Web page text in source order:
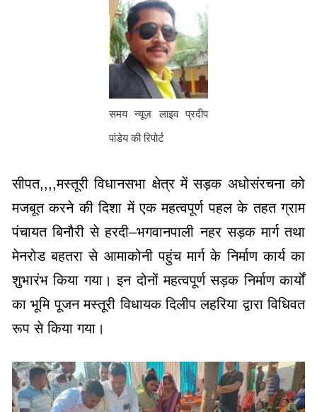
समय न्यूज़ लाइव प्रदीप
पांडेय की रिपोर्ट
सीपत,,,,मस्तूरी विधानसभा क्षेत्र में सड़क अधोसंरचना को
मजबूत करने की दिशा में एक महत्वपूर्ण पहल के तहत ग्राम
पंचायत बिनौरी से हरदी–भगवानपाली नहर सड़क मार्ग तथा
मेनरोड बहतरा से आमाकोनी पहुंच मार्ग के निर्माण कार्य का
शुभारंभ किया गया। इन दोनों महत्वपूर्ण सड़क निर्माण कार्यों
का भूमि पूजन मस्तूरी विधायक दिलीप लहरिया द्वारा विधिवत
रूप से किया गया।